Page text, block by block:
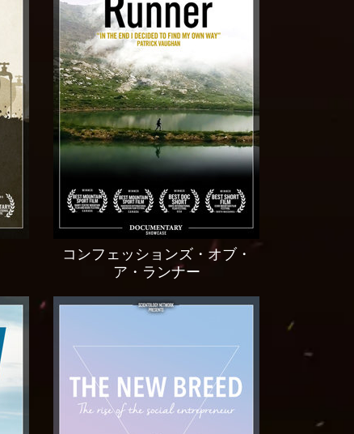
コンフェッションズ・オブ・
ア・ランナー